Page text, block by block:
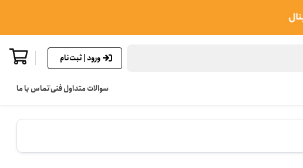
ورود | ثبت‌نام
سوالات متداول فنیتماس با ما